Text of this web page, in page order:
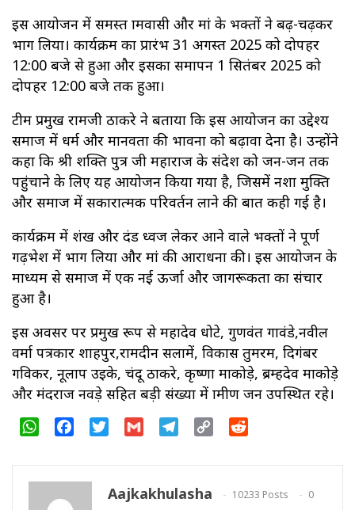
इस आयोजन में समस्त ग्रामवासी और मां के भक्तों ने बढ़-चढ़कर
भाग लिया। कार्यक्रम का प्रारंभ 31 अगस्त 2025 को दोपहर
12:00 बजे से हुआ और इसका समापन 1 सितंबर 2025 को
दोपहर 12:00 बजे तक हुआ।
टीम प्रमुख रामजी ठाकरे ने बताया कि इस आयोजन का उद्देश्य
समाज में धर्म और मानवता की भावना को बढ़ावा देना है। उन्होंने
कहा कि श्री शक्ति पुत्र जी महाराज के संदेश को जन-जन तक
पहुंचाने के लिए यह आयोजन किया गया है, जिसमें नशा मुक्ति
और समाज में सकारात्मक परिवर्तन लाने की बात कही गई है।
कार्यक्रम में शंख और दंड ध्वज लेकर आने वाले भक्तों ने पूर्ण
गढ़भेश में भाग लिया और मां की आराधना की। इस आयोजन के
माध्यम से समाज में एक नई ऊर्जा और जागरूकता का संचार
हुआ है।
इस अवसर पर प्रमुख रूप से महादेव धोटे, गुणवंत गावंडे,नवील
वर्मा पत्रकार शाहपुर,रामदीन सलामें, विकास तुमरम, दिगंबर
गविकर, नूलाप उइके, चंदू ठाकरे, कृष्णा माकोड़े, ब्रम्हदेव माकोड़े
और मंदराज नवड़े सहित बड़ी संख्या में ग्रामीण जन उपस्थित रहे।
WhatsAppFacebookTwitter Gmail Telegram
Copy
Aajkakhulasha 10233 Posts
0